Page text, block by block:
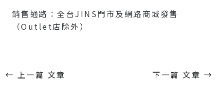
銷售通路：全台JINS門市及網路商城發售
（Outlet店除外）
← 上一篇 文章 下一篇 文章 →